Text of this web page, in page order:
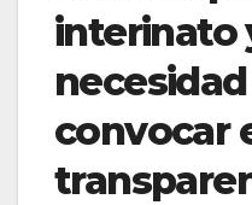
interinato
convocar